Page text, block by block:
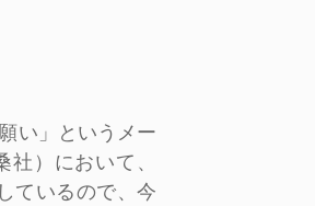
い」というメー
）において、
ているので、今